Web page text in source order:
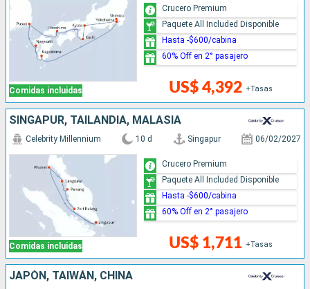
Comidas incluidas US$ 4,392 +Tasas
Crucero Premium
Paquete All Included Disponible
Hasta -$600/cabina
60% Off en 2° pasajero
SINGAPUR, TAILANDIA, MALASIA
Comidas incluidas
Celebrity Millennium 10 d Singapur 06/02/2027
US$ 1,711 +Tasas
Crucero Premium
Paquete All Included Disponible
Hasta -$600/cabina
60% Off en 2° pasajero
JAPÓN, TAIWÁN, CHINA